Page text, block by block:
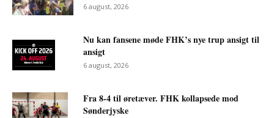
6 august, 2026
Nu kan fansene møde FHK’s nye trup ansigt til
ansigt
6 august, 2026
Fra 8-4 til øretæver. FHK kollapsede mod
Sønderjyske